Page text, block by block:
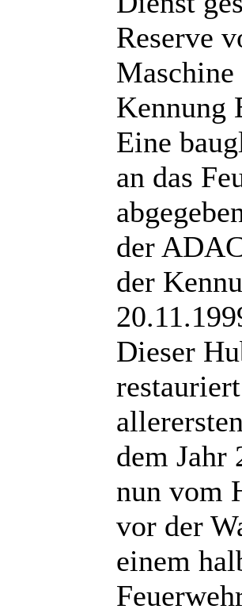
Reserve
Kennung
Eine
an das
der
der
Dieser
dem Jahr
nun vom
vor der
einem